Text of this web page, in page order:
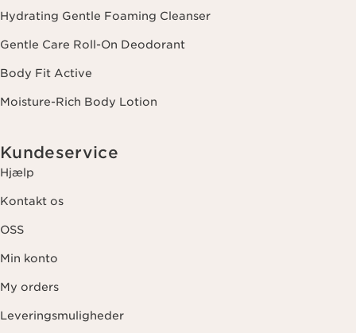
Hydrating Gentle Foaming Cleanser
Gentle Care Roll-On Deodorant
Body Fit Active
Moisture-Rich Body Lotion
Kundeservice
Hjælp
Kontakt os
OSS
Min konto
My orders
Leveringsmuligheder